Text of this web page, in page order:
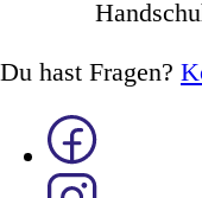
Du hast Fragen?